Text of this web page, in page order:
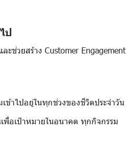
ป
ช่วยสร้าง Customer Engagement
ข้าไปอยู่ในทุกช่วงของชีวิตประจำวัน
พื่อเป้าหมายในอนาคต ทุกกิจกรรม